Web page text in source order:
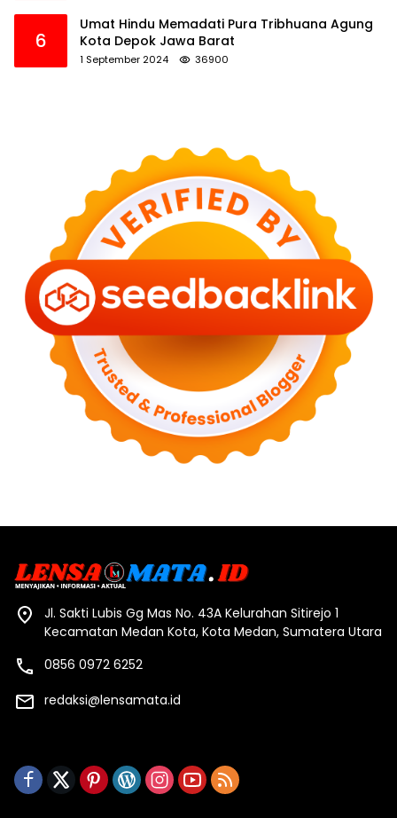
6
Umat Hindu Memadati Pura Tribhuana Agung
Kota Depok Jawa Barat
1 September 2024 36900
Jl. Sakti Lubis Gg Mas No. 43A Kelurahan Sitirejo 1
Kecamatan Medan Kota, Kota Medan, Sumatera Utara
0856 0972 6252
redaksi@lensamata.id